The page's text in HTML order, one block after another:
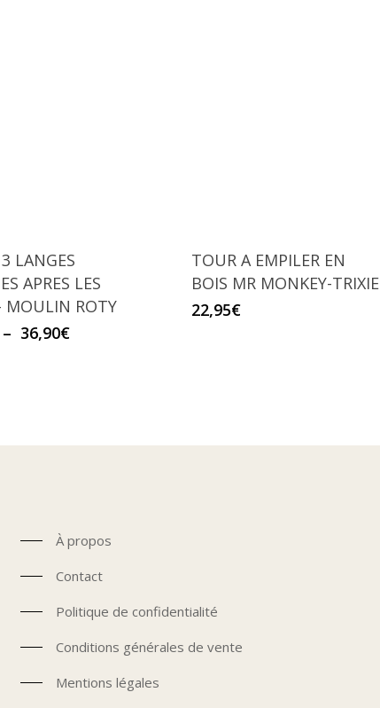
variations.
Les
options
peuvent
LANGES
APRES LES
MOULIN ROTY
– 36,90€Plage
TOUR A EMPILER EN
BOIS MR MONKEY-TRIXIE
22,95€
À propos
Contact
Politique de confidentialité
Conditions générales de vente
Mentions légales